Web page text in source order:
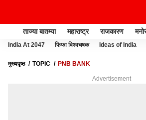
ताज्या बातम्या महाराष्ट्र राजकारण
India At 2047 फिफा विश्वचषक Ideas of India
मुख्यपृष्ठ TOPIC PNB BANK
Advertisement